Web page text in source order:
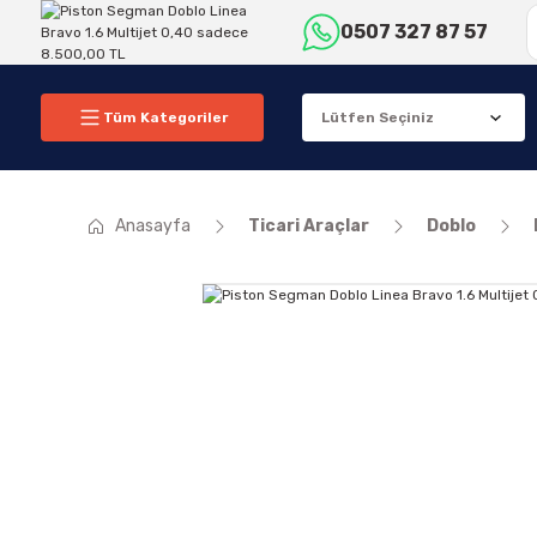
0507 327 87 57
Tüm Kategoriler
Anasayfa Ticari Araçlar Doblo